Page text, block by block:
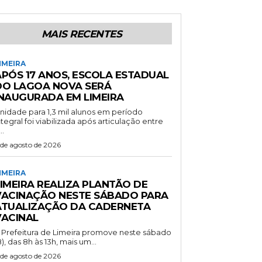
MAIS RECENTES
17 ANOS, ESCOLA ESTADUAL
LAGOA NOVA SERÁ
EM LIMEIRA
para 1,3 mil alunos em período
foi viabilizada após articulação entre
agosto de 2026
REALIZA PLANTÃO DE
NESTE SÁBADO PARA
DA CADERNETA
Prefeitura de Limeira promove neste sábado
das 8h às 13h, mais um...
agosto de 2026